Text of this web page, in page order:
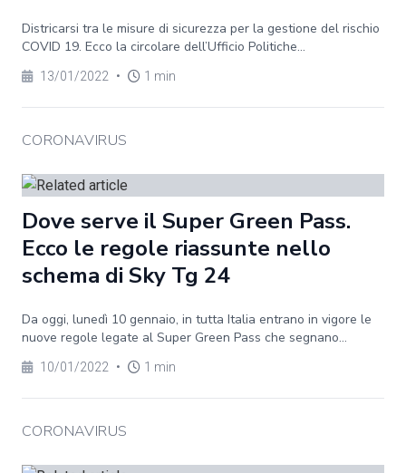
Districarsi tra le misure di sicurezza per la gestione del rischio
COVID 19. Ecco la circolare dell’Ufficio Politiche...
13/01/2022 • 1 min
CORONAVIRUS
Dove serve il Super Green Pass.
Ecco le regole riassunte nello
schema di Sky Tg 24
Da oggi, lunedì 10 gennaio, in tutta Italia entrano in vigore le
nuove regole legate al Super Green Pass che segnano...
10/01/2022 • 1 min
CORONAVIRUS